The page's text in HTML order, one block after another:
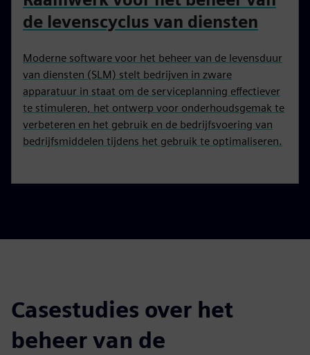
de levenscyclus van diensten
Moderne software voor het beheer van de levensduur
van diensten (SLM) stelt bedrijven in zware
apparatuur in staat om de serviceplanning effectiever
te stimuleren, het ontwerp voor onderhoudsgemak te
verbeteren en het gebruik en de bedrijfsvoering van
bedrijfsmiddelen tijdens het gebruik te optimaliseren.
Casestudies over het
beheer van de